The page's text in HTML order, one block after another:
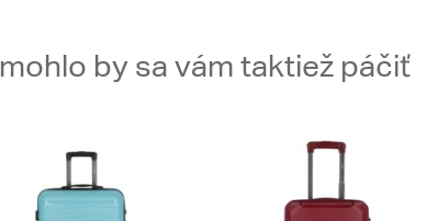
mohlo by sa vám taktiež páčiť